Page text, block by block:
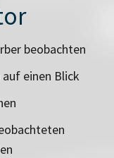
beobachten
einen Blick